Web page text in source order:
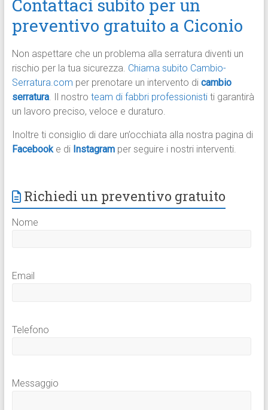
Contattaci subito per un
preventivo gratuito a Ciconio
Non aspettare che un problema alla serratura diventi un
rischio per la tua sicurezza. Chiama subito Cambio-
Serratura.com per prenotare un intervento di cambio
serratura. Il nostro team di fabbri professionistiti garantirà
un lavoro preciso, veloce e duraturo.
Inoltre ti consiglio di dare un’occhiata alla nostra pagina di
Facebook e di Instagram per seguire i nostri interventi.
Richiedi un preventivo gratuito
Nome
Email
Telefono
Messaggio